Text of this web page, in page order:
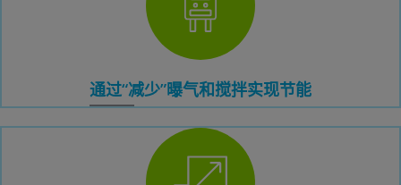
通过“减少”曝气和搅拌实现节能